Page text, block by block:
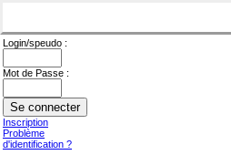
Login/speudo :
Mot de Passe :
Inscription
Problème
d'identification ?